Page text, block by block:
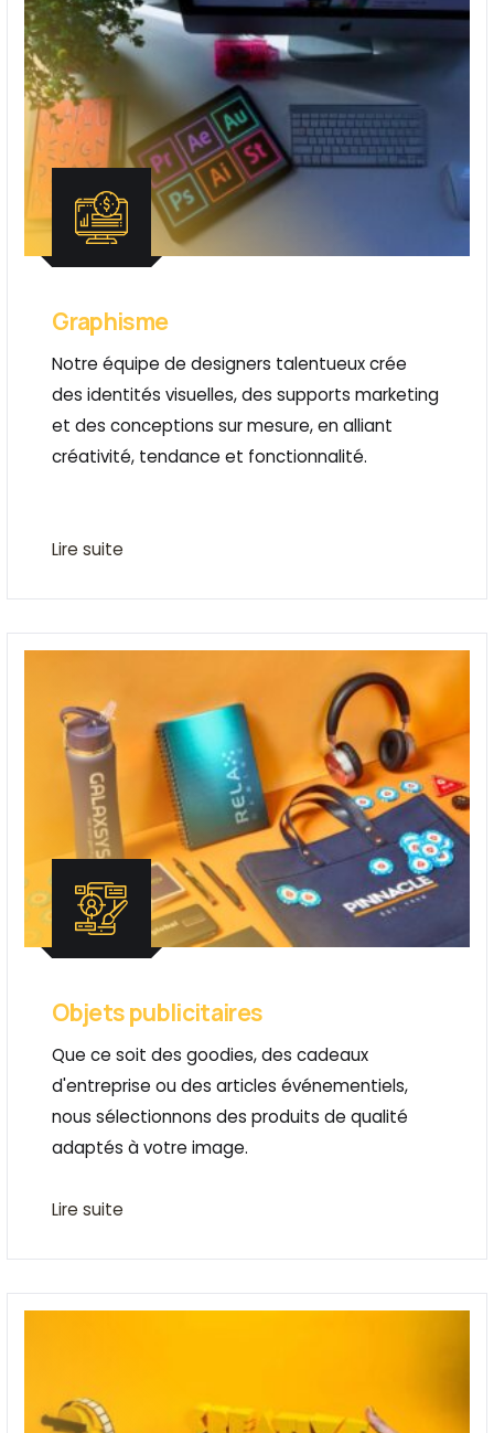
Graphisme
Notre équipe de designers talentueux crée
des identités visuelles, des supports marketing
et des conceptions sur mesure, en alliant
créativité, tendance et fonctionnalité.
Lire suite
Objets publicitaires
Que ce soit des goodies, des cadeaux
d'entreprise ou des articles événementiels,
nous sélectionnons des produits de qualité
adaptés à votre image.
Lire suite